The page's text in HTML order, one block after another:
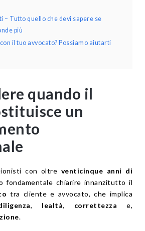
– Tutto quello che devi sapere se
più
il tuo avvocato? Possiamo aiutarti
quando il
un
con oltre venticinque anni di
fondamentale chiarire innanzitutto il
tra cliente e avvocato, che implica
, lealtà, correttezza e,
.